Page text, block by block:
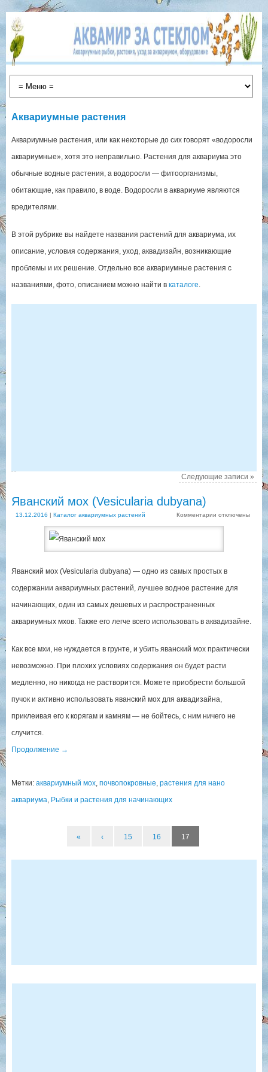
Аквариумные растения
Аквариумные растения, или как некоторые до сих говорят «водоросли
аквариумные», хотя это неправильно. Растения для аквариума это
обычные водные растения, а водоросли — фитоорганизмы,
обитающие, как правило, в воде. Водоросли в аквариуме являются
вредителями.
В этой рубрике вы найдете названия растений для аквариума, их
описание, условия содержания, уход, аквадизайн, возникающие
проблемы и их решение. Отдельно все аквариумные растения с
названиями, фото, описанием можно найти в каталоге.
Следующие записи»
Яванский мох (Vesicularia dubyana)
13.12.2016 | Каталог аквариумных растений Комментарииотключены
Яванский мох (Vesicularia dubyana) — одно из самых простых в
содержании аквариумных растений, лучшее водное растение для
начинающих, один из самых дешевых и распространенных
аквариумных мхов. Также его легче всего использовать в аквадизайне.
Как все мхи, не нуждается в грунте, и убить яванский мох практически
невозможно. При плохих условиях содержания он будет расти
медленно, но никогда не растворится. Можете приобрести большой
пучок и активно использовать яванский мох для аквадизайна,
приклеивая его к корягам и камням — не бойтесь, с ним ничего не
случится.
Продолжение →
Метки: аквариумный мох, почвопокровные, растения для нано
аквариума, Рыбки и растения для начинающих
« ‹ 15 16 17